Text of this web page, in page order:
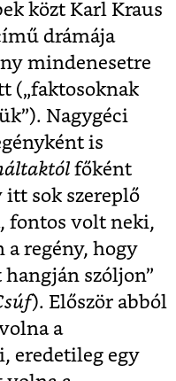
közt Karl Kraus
drámája
mindenesetre
(„faktosoknak
Nagygéci
is
főként
sok szereplő
fontos volt neki,
regény, hogy
szóljon”
). Először abból
a
eredetileg egy